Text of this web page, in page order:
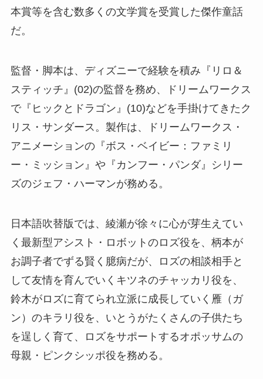
本賞等を含む数多くの文学賞を受賞した傑作童話
だ。
監督・脚本は、ディズニーで経験を積み『リロ＆
スティッチ』(02)の監督を務め、ドリームワークス
で『ヒックとドラゴン』(10)などを手掛けてきたク
リス・サンダース。製作は、ドリームワークス・
アニメーションの『ボス・ベイビー：ファミリ
ー・ミッション』や『カンフー・パンダ』シリー
ズのジェフ・ハーマンが務める。
日本語吹替版では、綾瀬が徐々に心が芽生えてい
く最新型アシスト・ロボットのロズ役を、柄本が
お調子者でずる賢く臆病だが、ロズの相談相手と
して友情を育んでいくキツネのチャッカリ役を、
鈴木がロズに育てられ立派に成長していく雁（ガ
ン）のキラリ役を、いとうがたくさんの子供たち
を逞しく育て、ロズをサポートするオポッサムの
母親・ピンクシッポ役を務める。